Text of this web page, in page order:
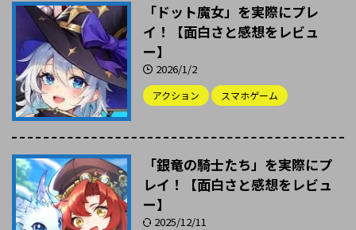
「ドット魔女」を実際にプレ
イ！【面白さと感想をレビュ
ー】
2026/1/2
アクション スマホゲーム
「銀竜の騎士たち」を実際にプ
レイ！【面白さと感想をレビュ
ー】
2025/12/11